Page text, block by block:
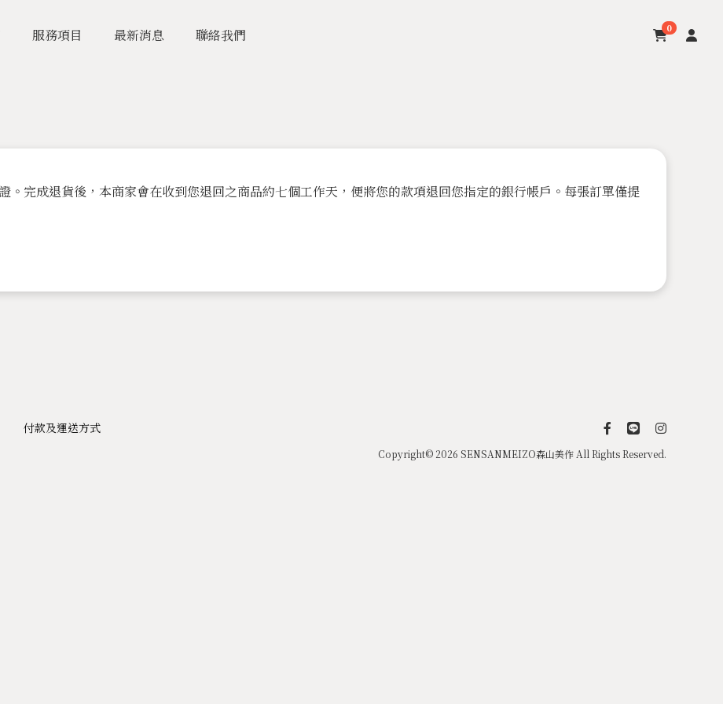
服務項目 最新消息 聯絡我們 0
。完成退貨後，本商家會在收到您退回之商品約七個工作天，便將您的款項退回您指定的銀行帳戶。每張訂單僅提
付款及運送方式
Copyright© 2026 SENSANMEIZO森山美作 All Rights Reserved.